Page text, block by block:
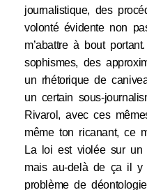
journalistique, des
volonté évidente non
m’abattre à bout
sophismes, des
un rhétorique de
un certain sous-
Rivarol, avec ces
même ton ricanant, ce
La loi est violée sur un
mais au-delà de ça il y
problème de